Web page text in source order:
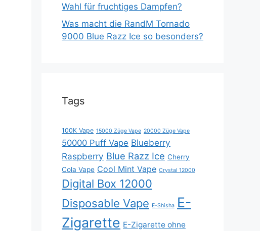
Wahl für fruchtiges Dampfen?
Was macht die RandM Tornado
9000 Blue Razz Ice so besonders?
Tags
100K Vape 15000 Züge Vape 20000 Züge Vape
50000 Puff Vape Blueberry
Raspberry Blue Razz Ice Cherry
Cola Vape Cool Mint Vape Crystal 12000
Digital Box 12000
Disposable Vape E-Shisha E-
Zigarette E-Zigarette ohne